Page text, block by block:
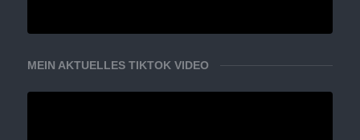
MEIN AKTUELLES TIKTOK VIDEO